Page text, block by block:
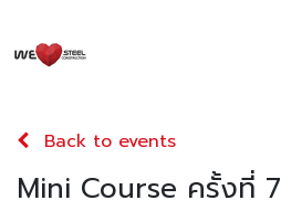
Back to events
Mini Course ครั้งที่ 7